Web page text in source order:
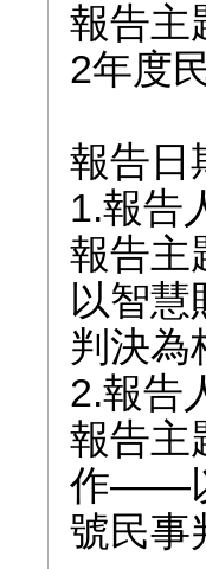
報告主
2年度
報告日
1.報告
報告主
以智
判決為
2.報告
報告主
作——
號民事